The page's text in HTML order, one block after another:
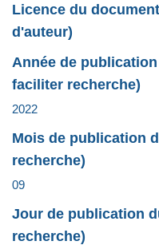
Licence du
d'auteur)
Année de
faciliter recherche)
2022
Mois de publication
recherche)
09
Jour de publication
recherche)